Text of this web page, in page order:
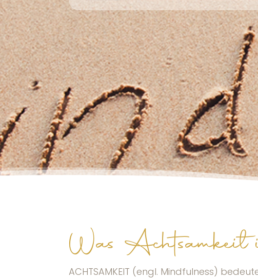
Was Achtsamkeit
ACHTSAMKEIT (engl. Mindfulness)